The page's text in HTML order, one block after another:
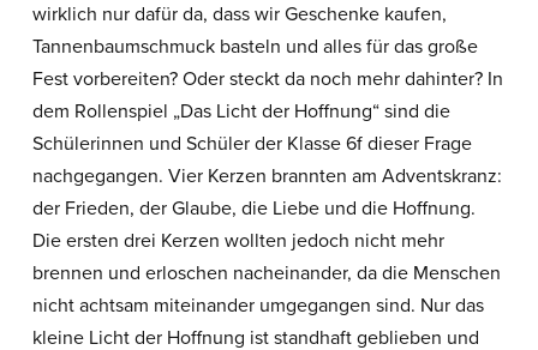
wirklich nur dafür da, dass wir Geschenke kaufen,
Tannenbaumschmuck basteln und alles für das große
Fest vorbereiten? Oder steckt da noch mehr dahinter? In
dem Rollenspiel „Das Licht der Hoffnung“ sind die
Schülerinnen und Schüler der Klasse 6f dieser Frage
nachgegangen. Vier Kerzen brannten am Adventskranz:
der Frieden, der Glaube, die Liebe und die Hoffnung.
Die ersten drei Kerzen wollten jedoch nicht mehr
brennen und erloschen nacheinander, da die Menschen
nicht achtsam miteinander umgegangen sind. Nur das
kleine Licht der Hoffnung ist standhaft geblieben und